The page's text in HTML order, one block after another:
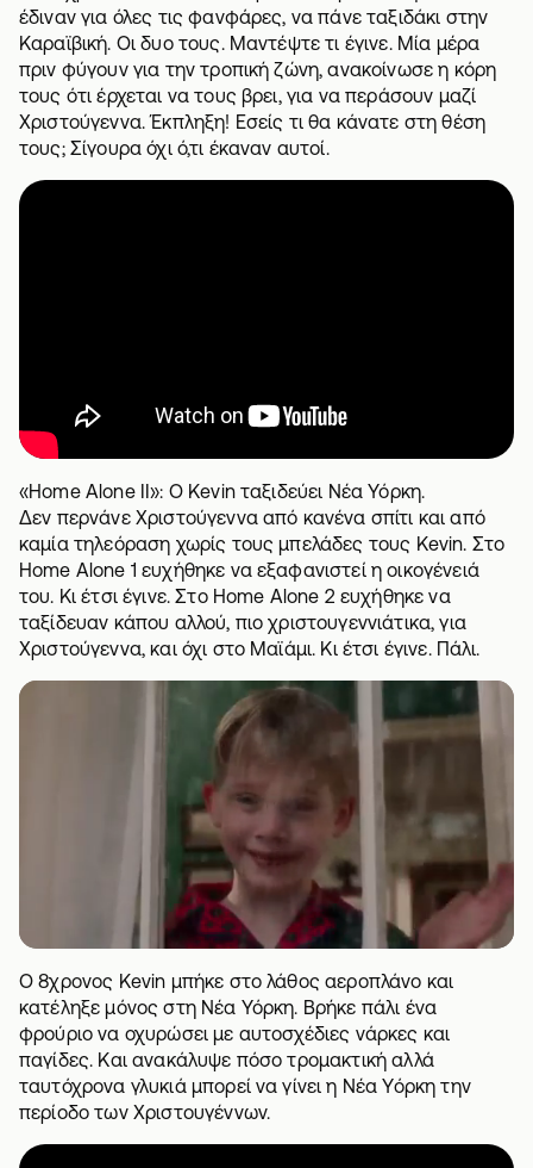
έδιναν για όλες τις φανφάρες, να πάνε ταξιδάκι στην
Καραϊβική. Οι δυο τους. Μαντέψτε τι έγινε. Μία μέρα
πριν φύγουν για την τροπική ζώνη, ανακοίνωσε η κόρη
τους ότι έρχεται να τους βρει, για να περάσουν μαζί
Χριστούγεννα. Έκπληξη! Εσείς τι θα κάνατε στη θέση
τους; Σίγουρα όχι ό,τι έκαναν αυτοί.
«Home Alone II»: Ο Kevin ταξιδεύει Νέα Υόρκη.
Δεν περνάνε Χριστούγεννα από κανένα σπίτι και από
καμία τηλεόραση χωρίς τους μπελάδες τους Kevin. Στο
Home Alone 1 ευχήθηκε να εξαφανιστεί η οικογένειά
του. Κι έτσι έγινε. Στο Home Alone 2 ευχήθηκε να
ταξίδευαν κάπου αλλού, πιο χριστουγεννιάτικα, για
Χριστούγεννα, και όχι στο Μαϊάμι. Κι έτσι έγινε. Πάλι.
Ο 8χρονος Kevin μπήκε στο λάθος αεροπλάνο και
κατέληξε μόνος στη Νέα Υόρκη. Βρήκε πάλι ένα
φρούριο να οχυρώσει με αυτοσχέδιες νάρκες και
παγίδες. Και ανακάλυψε πόσο τρομακτική αλλά
ταυτόχρονα γλυκιά μπορεί να γίνει η Νέα Υόρκη την
περίοδο των Χριστουγέννων.